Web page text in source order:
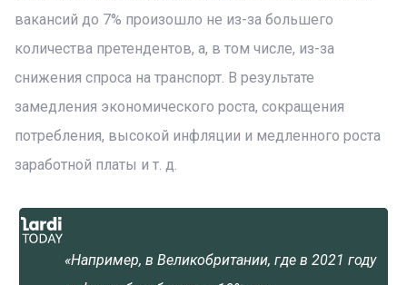
вакансий до 7% произошло не из-за большего
количества претендентов, а, в том числе, из-за
снижения спроса на транспорт. В результате
замедления экономического роста, сокращения
потребления, высокой инфляции и медленного роста
заработной платы и т. д.
«Например, в Великобритании, где в 2021 году